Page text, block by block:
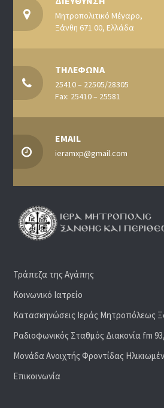
Μητροπολιτικό Μέγαρο,
Ξάνθη 671 00, Ελλάδα
ΤΗΛΕΦΩΝΑ
25410 – 22505/28305
Fax: 25410 – 25581
EMAIL
ieramxp@gmail.com
Τράπεζα της Αγάπης
Κοινωνικό Ιατρείο
Κατασκηνώσεις Ιεράς Μητροπόλεως
Ραδιoφωνικός Σταθμός Διακονία fm
Μονάδα Ανοιχτής Φροντίδας
Επικοινωνία